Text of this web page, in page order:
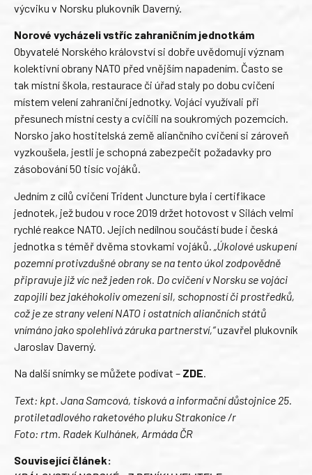
výcviku v Norsku plukovník Daverný.
Norové vycházeli vstříc zahraničním jednotkám
Obyvatelé Norského království si dobře uvědomují význam
kolektivní obrany NATO před vnějším napadením. Často se
tak místní škola, restaurace či úřad staly po dobu cvičení
místem velení zahraniční jednotky. Vojáci využívali při
přesunech místní cesty a cvičili na soukromých pozemcích.
Norsko jako hostitelská země aliančního cvičení si zároveň
vyzkoušela, jestli je schopná zabezpečit požadavky pro
zásobování 50 tisíc vojáků.
Jedním z cílů cvičení Trident Juncture byla i certifikace
jednotek, jež budou v roce 2019 držet hotovost v Silách velmi
rychlé reakce NATO. Jejich nedílnou součástí bude i česká
jednotka s téměř dvěma stovkami vojáků.
„Úkolové uskupení
pozemní protivzdušné obrany se na tento úkol zodpovědně
připravuje již víc než jeden rok. Do cvičení v Norsku se vojáci
zapojili bez jakéhokoliv omezení sil, schopností či prostředků,
což je ze strany velení NATO i ostatních aliančních států
vnímáno jako spolehlivá záruka partnerství,“uzavřel plukovník
Jaroslav Daverný.
Na další snímky se můžete podívat – ZDE.
Text: kpt. Jana Samcová, tisková a informační důstojnice 25.
protiletadlového raketového pluku Strakonice /r
Foto: rtm. Radek Kulhánek, Armáda ČR
Související článek: